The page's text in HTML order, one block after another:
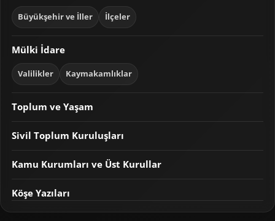
Büyükşehir ve İller İlçeler
Mülki İdare
Valilikler Kaymakamlıklar
Toplum ve Yaşam
Sivil Toplum Kuruluşları
Kamu Kurumları ve Üst Kurullar
Köşe Yazıları